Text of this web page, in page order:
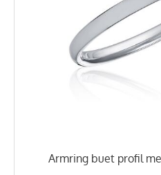
Armring buet profil